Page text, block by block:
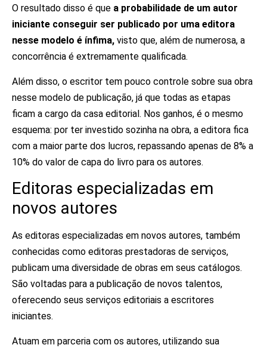
O resultado disso é que a probabilidade de um autor
iniciante conseguir ser publicado por uma editora
nesse modelo é ínfima, visto que, além de numerosa, a
concorrência é extremamente qualificada.
Além disso, o escritor tem pouco controle sobre sua obra
nesse modelo de publicação, já que todas as etapas
ficam a cargo da casa editorial. Nos ganhos, é o mesmo
esquema: por ter investido sozinha na obra, a editora fica
com a maior parte dos lucros, repassando apenas de 8% a
10% do valor de capa do livro para os autores.
Editoras especializadas em
novos autores
As editoras especializadas em novos autores, também
conhecidas como editoras prestadoras de serviços,
publicam uma diversidade de obras em seus catálogos.
São voltadas para a publicação de novos talentos,
oferecendo seus serviços editoriais a escritores
iniciantes.
Atuam em parceria com os autores, utilizando sua